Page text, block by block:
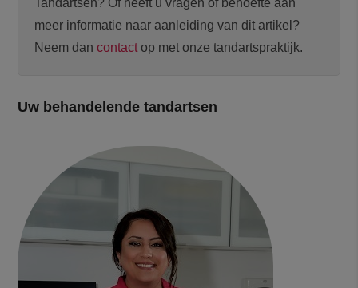
Tandartsen? Of heeft u vragen of behoefte aan
meer informatie naar aanleiding van dit artikel?
Neem dancontact op met onze tandartspraktijk.
Uw behandelende tandartsen